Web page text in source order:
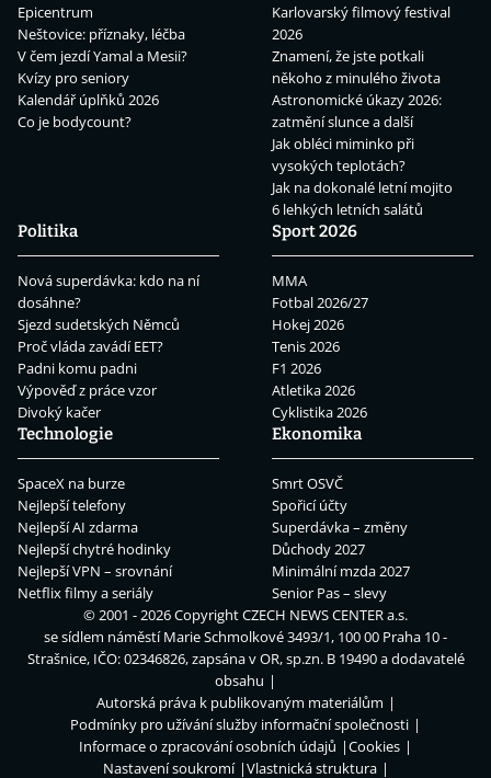
Epicentrum
Neštovice: příznaky, léčba
V čem jezdí Yamal a Mesii?
Kvízy pro seniory
Kalendář úplňků 2026
Co je bodycount?
Karlovarský filmový festival
2026
Znamení, že jste potkali
někoho z minulého života
Astronomické úkazy 2026:
zatmění slunce a další
Jak obléci miminko při
vysokých teplotách?
Jak na dokonalé letní mojito
6 lehkých letních salátů
Politika
Nová superdávka: kdo na ní
dosáhne?
Sjezd sudetských Němců
Proč vláda zavádí EET?
Padni komu padni
Výpověď z práce vzor
Divoký kačer
Sport 2026
MMA
Fotbal 2026/27
Hokej 2026
Tenis 2026
F1 2026
Atletika 2026
Cyklistika 2026
Technologie
SpaceX na burze
Nejlepší telefony
Nejlepší AI zdarma
Nejlepší chytré hodinky
Nejlepší VPN – srovnání
Netflix filmy a seriály
Ekonomika
Smrt OSVČ
Spořicí účty
Superdávka – změny
Důchody 2027
Minimální mzda 2027
Senior Pas – slevy
© 2001 - 2026 CopyrightCZECH NEWS CENTER a.s.
se sídlem náměstí Marie Schmolkové 3493/1, 100 00 Praha 10 -
Strašnice, IČO: 02346826, zapsána v OR, sp.zn. B 19490 a dodavatelé
obsahu
Autorská práva k publikovaným materiálům
Podmínky pro užívání služby informační společnosti
Informace o zpracování osobních údajů
Cookies
Nastavení soukromí
Vlastnická struktura